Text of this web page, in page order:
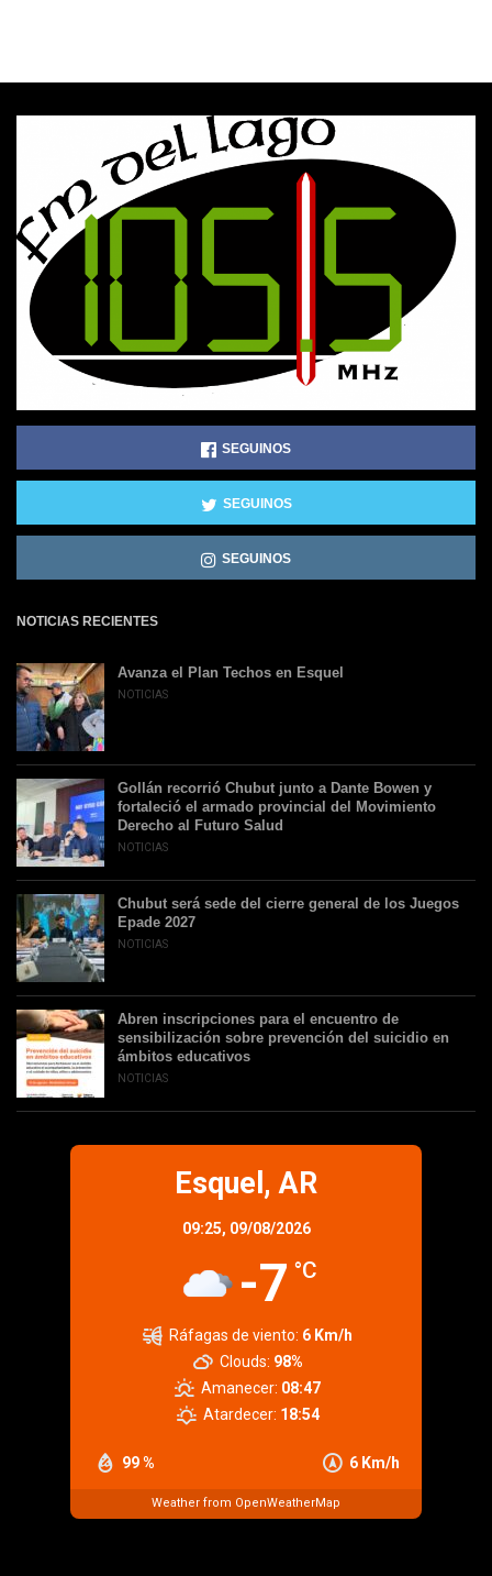
SEGUINOS
SEGUINOS
SEGUINOS
NOTICIAS RECIENTES
Avanza el Plan Techos en Esquel
NOTICIAS
Gollán recorrió Chubut junto a Dante Bowen y
fortaleció el armado provincial del Movimiento
Derecho al Futuro Salud
NOTICIAS
Chubut será sede del cierre general de los Juegos
Epade 2027
NOTICIAS
Abren inscripciones para el encuentro de
sensibilización sobre prevención del suicidio en
ámbitos educativos
NOTICIAS
Esquel, AR
09:25, 09/08/2026
-7 °C
99 % 6 Km/h
Ráfagas de viento: 6 Km/h
Clouds: 98%
Amanecer: 08:47
Atardecer: 18:54
Weather from OpenWeatherMap